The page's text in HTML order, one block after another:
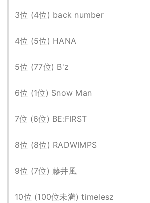
3位 (4位) back number
4位 (5位) HANA
5位 (77位) B'z
6位 (1位) Snow Man
7位 (6位) BE:FIRST
8位 (8位) RADWIMPS
9位 (7位) 藤井風
10位 (100位未満) timelesz